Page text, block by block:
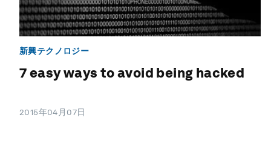
新興テクノロジー
7 easy ways to avoid being hacked
2015年04月07日